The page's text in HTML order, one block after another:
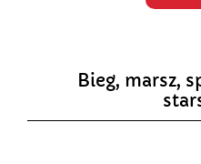
Bieg, marsz,